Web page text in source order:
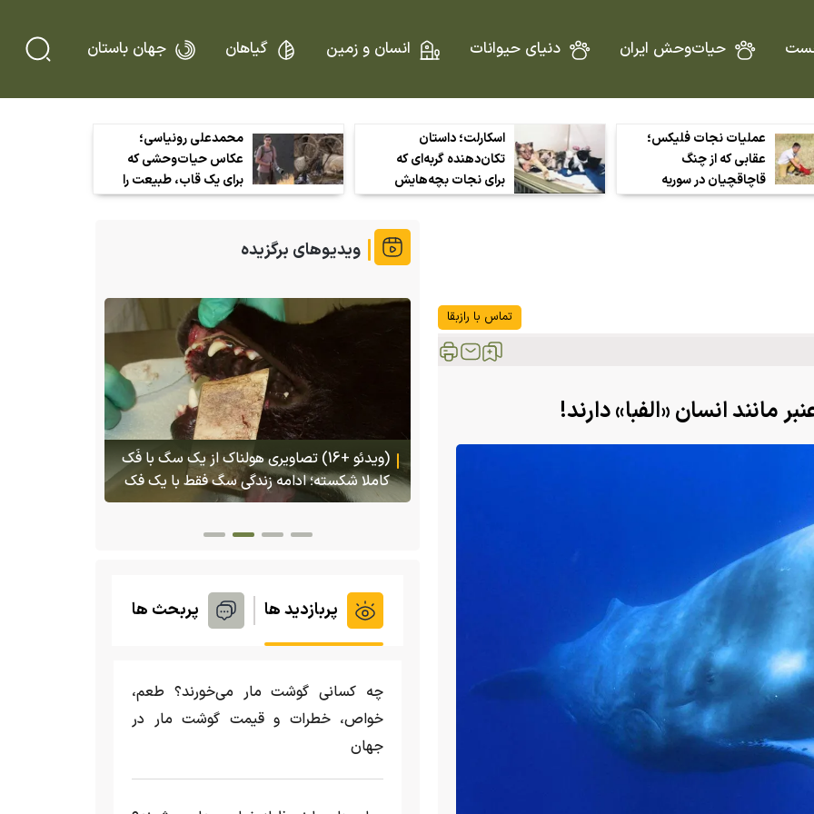
حیات‌وحش ایران دنیای حیوانات انسان و زمین گیاهان جهان باستان
عملیات نجات فلیکس؛
عقابی که از چنگ
قاچاقچیان در سوریه
گریخت
اسکارلت؛ داستان
تکان‌دهنده گربه‌ای که
برای نجات بچه‌هایش
چند به دل آتش رفت و
محمدعلی رونیاسی؛
عکاس حیات‌وحشی که
برای یک قاب، طبیعت را
قربانی نمی‌کند
تماس با رازبقا
انسان «الفبا» دارند!
ویدیوهای برگزیده
(ویدئو) تولد یک گکوی دو سر در پنسیلوانیا
پربازدید ها پربحث ها
چه کسانی گوشت مار می‌خورند؟ طعم،
خواص، خطرات و قیمت گوشت مار در
جهان